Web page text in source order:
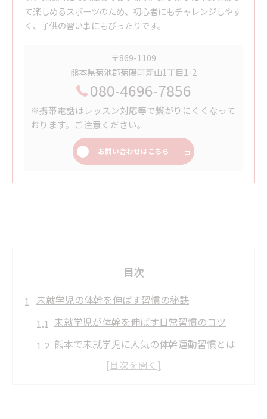
て楽しめるスポーツのため、初心者にもチャレンジしやす
く、子供の習い事にもぴったりです。
〒869-1109
熊本県菊池郡菊陽町新山1丁目1-2
080-4696-7856
※携帯電話はレッスン対応等で繋がりにくくなって
おります。ご注意ください。
お問い合わせはこちら
目次
未就学児の体幹を伸ばす習慣の秘訣
未就学児が体幹を伸ばす日常習慣のコツ
熊本で未就学児に人気の体幹運動習慣とは
未就学児の成長に体幹習慣が与える影響